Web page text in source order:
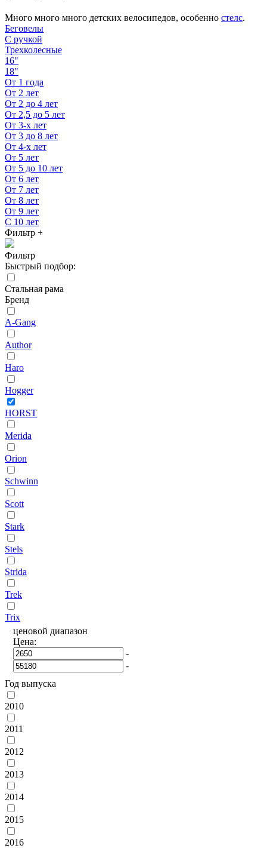
Много много много детских велосипедов, особенно стелс.
Беговелы
C ручкой
Трехколесные
16"
18"
От 1 года
От 2 лет
От 2 до 4 лет
От 2,5 до 5 лет
От 3-х лет
От 3 до 8 лет
От 4-х лет
От 5 лет
От 5 до 10 лет
От 6 лет
От 7 лет
От 8 лет
От 9 лет
С 10 лет
Фильтр +
Фильтр
Быстрый подбор:
Стальная рама
Бренд
A-Gang
Author
Haro
Hogger
HORST
Merida
Orion
Schwinn
Scott
Stark
Stels
Strida
Trek
Trix
ценовой диапазон
Цена:
-
-
Год выпуска
2010
2011
2012
2013
2014
2015
2016